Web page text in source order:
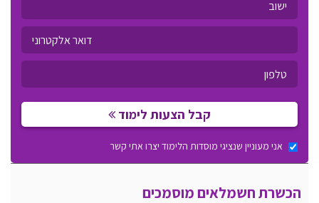
קבל הצעות לימוד
אני מעוניין שנציגי מוסדות הלימוד יצרו אתי קשר
הכשרת חשמלאים מוסמכים